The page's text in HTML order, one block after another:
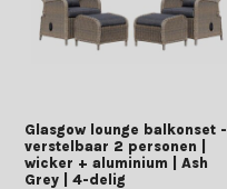
Glasgow lounge balkonset -
verstelbaar 2 personen |
wicker + aluminium | Ash
Grey | 4-delig